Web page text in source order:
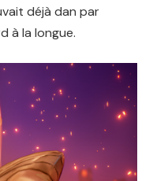
déjà dan par
à la longue.